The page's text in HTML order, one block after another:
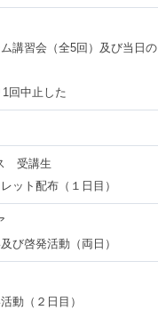
講習会（全5回）及び当日の
回中止した
受講生
ット配布（１日目）
び啓発活動（両日）
動（２日目）